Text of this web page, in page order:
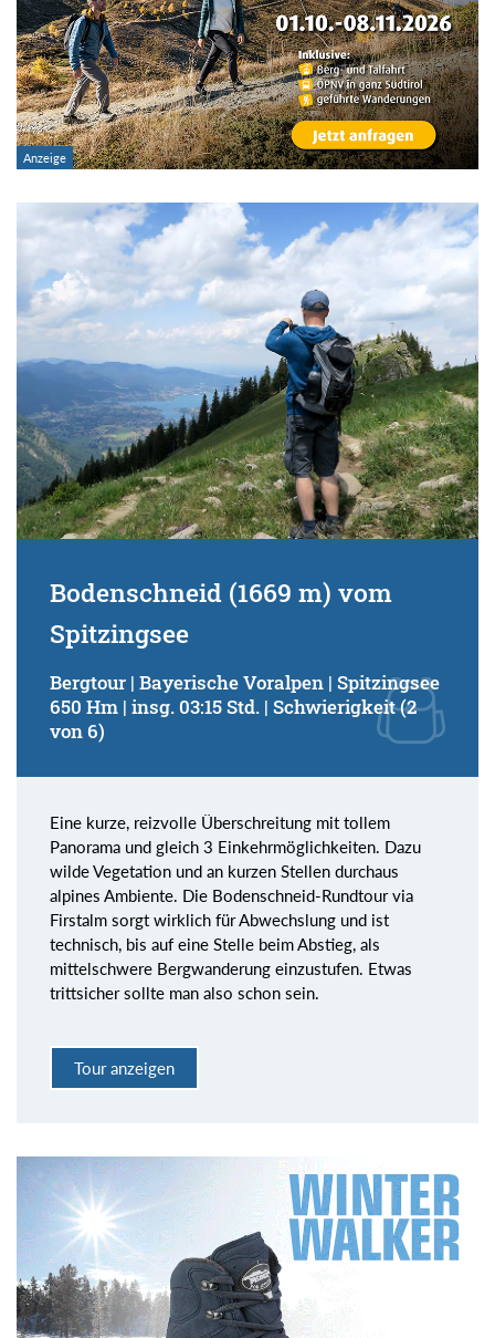
Gebirge:
Art der Tour:
Schwierigkeitsgrad:
bis
Kondition (Tourdauer):
von
bis
Suchbegriff:
Bodenschneid (1669 m) vom
Spitzingsee
Bergtour | Bayerische Voralpen | Spitzingsee
650 Hm | insg. 03:15 Std. | Schwierigkeit (2
von 6)
Eine kurze, reizvolle Überschreitung mit tollem
Panorama und gleich 3 Einkehrmöglichkeiten. Dazu
wilde Vegetation und an kurzen Stellen durchaus
alpines Ambiente. Die Bodenschneid-Rundtour via
Firstalm sorgt wirklich für Abwechslung und ist
technisch, bis auf eine Stelle beim Abstieg, als
mittelschwere Bergwanderung einzustufen. Etwas
trittsicher sollte man also schon sein.
Tour anzeigen